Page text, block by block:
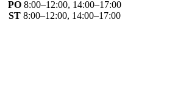
PO 8:00–12:00, 14:00–17:00
ST 8:00–12:00, 14:00–17:00